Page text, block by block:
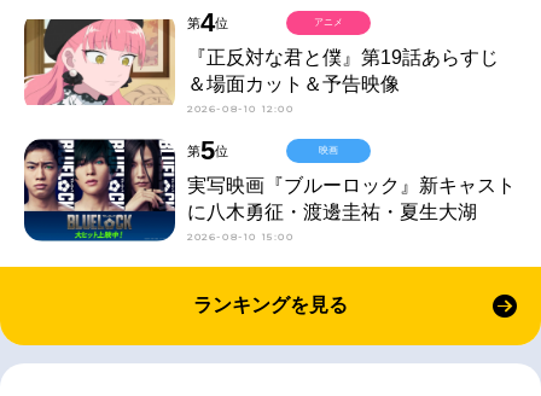
第4位
『正反対な君と僕』第19話あらすじ
＆場面カット＆予告映像
2026-08-10 12:00
アニメ
第5位
実写映画『ブルーロック』新キャスト
に八木勇征・渡邊圭祐・夏生大湖
2026-08-10 15:00
映画
ランキングを見る